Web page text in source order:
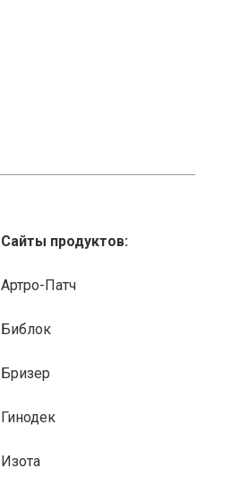
Сайты продуктов:
Артро-Патч
Библок
Бризер
Гинодек
Изота